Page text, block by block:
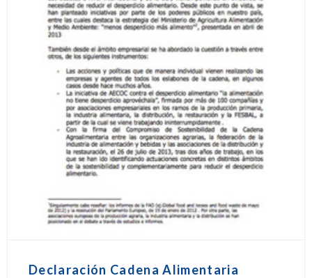
Declaración Cadena Alimentaria